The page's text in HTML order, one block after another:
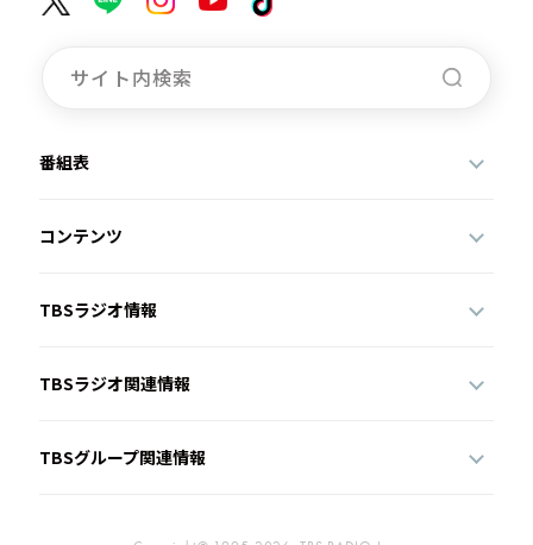
番組表
コンテンツ
TBSラジオ情報
TBSラジオ関連情報
TBSグループ関連情報